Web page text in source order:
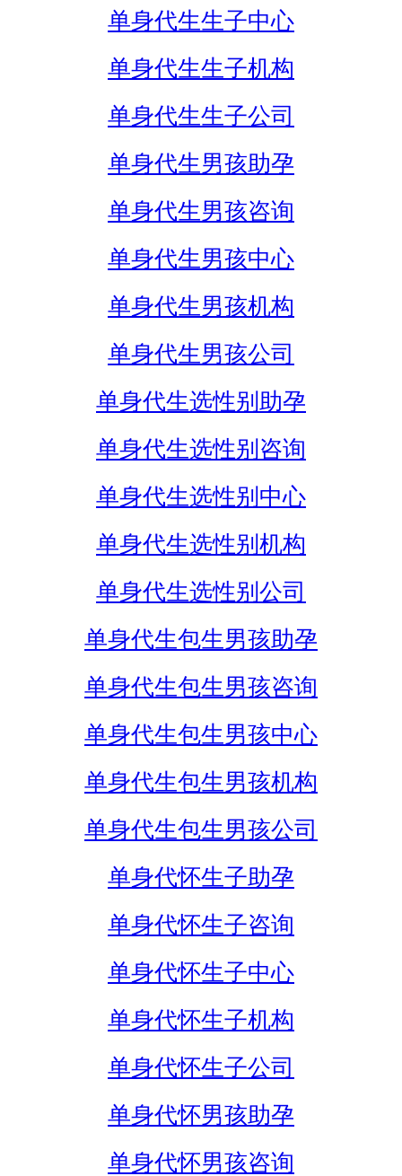
单身代生生子中心
单身代生生子机构
单身代生生子公司
单身代生男孩助孕
单身代生男孩咨询
单身代生男孩中心
单身代生男孩机构
单身代生男孩公司
单身代生选性别助孕
单身代生选性别咨询
单身代生选性别中心
单身代生选性别机构
单身代生选性别公司
单身代生包生男孩助孕
单身代生包生男孩咨询
单身代生包生男孩中心
单身代生包生男孩机构
单身代生包生男孩公司
单身代怀生子助孕
单身代怀生子咨询
单身代怀生子中心
单身代怀生子机构
单身代怀生子公司
单身代怀男孩助孕
单身代怀男孩咨询